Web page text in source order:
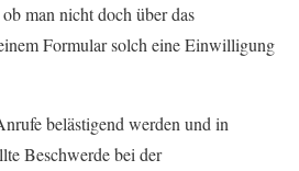
man nicht doch über das
Formular solch eine Einwilligung
belästigend werden und in
Beschwerde bei der